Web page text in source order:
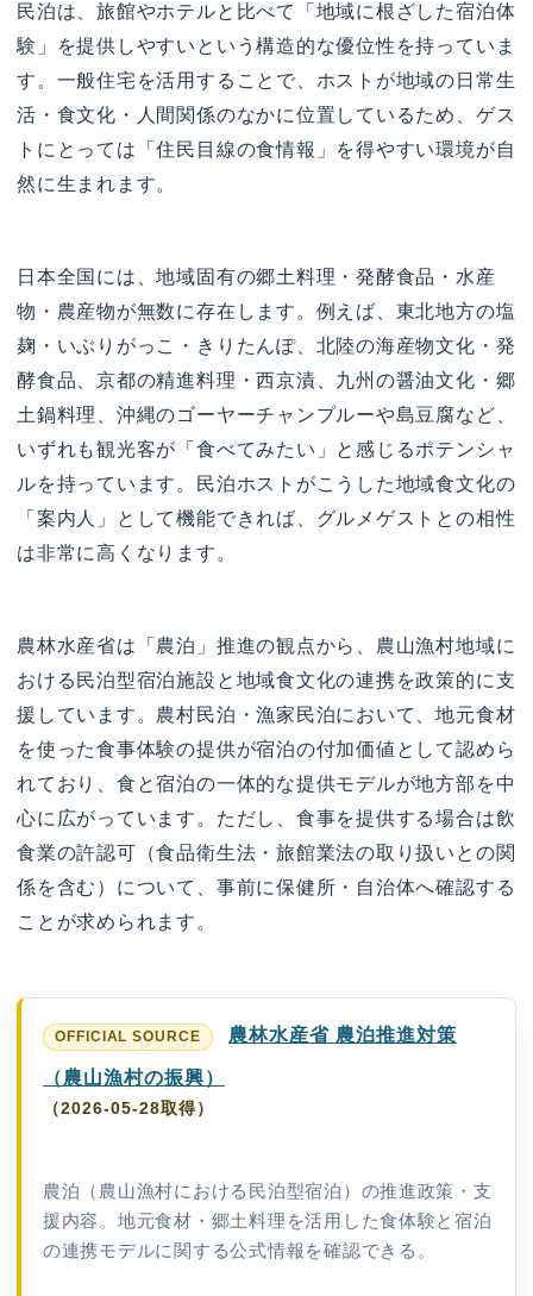
民泊は、旅館やホテルと比べて「地域に根ざした宿泊体
験」を提供しやすいという構造的な優位性を持っていま
す。一般住宅を活用することで、ホストが地域の日常生
活・食文化・人間関係のなかに位置しているため、ゲス
トにとっては「住民目線の食情報」を得やすい環境が自
然に生まれます。
日本全国には、地域固有の郷土料理・発酵食品・水産
物・農産物が無数に存在します。例えば、東北地方の塩
麹・いぶりがっこ・きりたんぽ、北陸の海産物文化・発
酵食品、京都の精進料理・西京漬、九州の醤油文化・郷
土鍋料理、沖縄のゴーヤーチャンプルーや島豆腐など、
いずれも観光客が「食べてみたい」と感じるポテンシャ
ルを持っています。民泊ホストがこうした地域食文化の
「案内人」として機能できれば、グルメゲストとの相性
は非常に高くなります。
農林水産省は「農泊」推進の観点から、農山漁村地域に
おける民泊型宿泊施設と地域食文化の連携を政策的に支
援しています。農村民泊・漁家民泊において、地元食材
を使った食事体験の提供が宿泊の付加価値として認めら
れており、食と宿泊の一体的な提供モデルが地方部を中
心に広がっています。ただし、食事を提供する場合は飲
食業の許認可（食品衛生法・旅館業法の取り扱いとの関
係を含む）について、事前に保健所・自治体へ確認する
ことが求められます。
農林水産省 農泊推進対策
（農山漁村の振興）
（2026-05-28取得）
農泊（農山漁村における民泊型宿泊）の推進政策・支
援内容。地元食材・郷土料理を活用した食体験と宿泊
の連携モデルに関する公式情報を確認できる。